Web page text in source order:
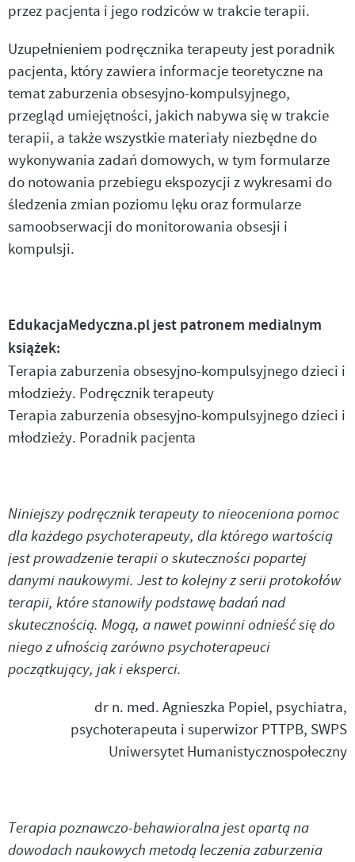
przez pacjenta i jego rodziców w trakcie terapii.
Uzupełnieniem podręcznika terapeuty jest poradnik
pacjenta, który zawiera informacje teoretyczne na
temat zaburzenia obsesyjno-kompulsyjnego,
przegląd umiejętności, jakich nabywa się w trakcie
terapii, a także wszystkie materiały niezbędne do
wykonywania zadań domowych, w tym formularze
do notowania przebiegu ekspozycji z wykresami do
śledzenia zmian poziomu lęku oraz formularze
samoobserwacji do monitorowania obsesji i
kompulsji.
EdukacjaMedyczna.pl jest patronem medialnym
książek:
Terapia zaburzenia obsesyjno-kompulsyjnego dzieci i
młodzieży. Podręcznik terapeuty
Terapia zaburzenia obsesyjno-kompulsyjnego dzieci i
młodzieży. Poradnik pacjenta
Niniejszy podręcznik terapeuty to nieoceniona pomoc
dla każdego psychoterapeuty, dla którego wartością
jest prowadzenie terapii o skuteczności popartej
danymi naukowymi. Jest to kolejny z serii protokołów
terapii, które stanowiły podstawę badań nad
skutecznością. Mogą, a nawet powinni odnieść się do
niego z ufnością zarówno psychoterapeuci
początkujący, jak i eksperci.
dr n. med. Agnieszka Popiel, psychiatra,
psychoterapeuta i superwizor PTTPB, SWPS
Uniwersytet Humanistycznospołeczny
Terapia poznawczo-behawioralna jest opartą na
dowodach naukowych metodą leczenia zaburzenia